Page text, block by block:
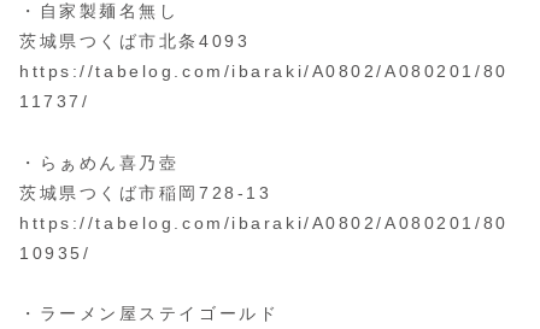
・自家製麺名無し
茨城県つくば市北条4093
https://tabelog.com/ibaraki/A0802/A080201/80
11737/
・らぁめん喜乃壺
茨城県つくば市稲岡728-13
https://tabelog.com/ibaraki/A0802/A080201/80
10935/
・ラーメン屋ステイゴールド